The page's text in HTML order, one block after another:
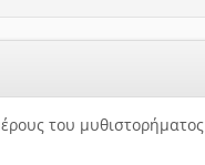
του μυθιστορήματος